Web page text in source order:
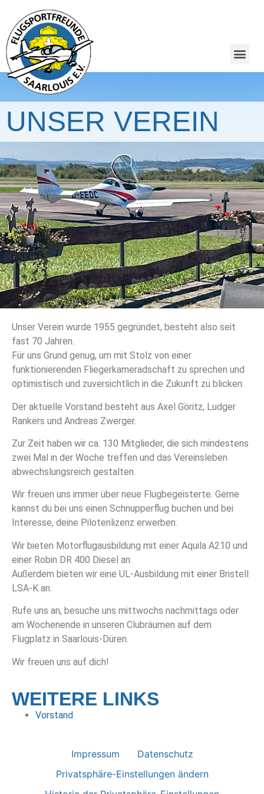
UNSER VEREIN
Unser Verein wurde 1955 gegründet, besteht also seit
fast 70 Jahren.
Für uns Grund genug, um mit Stolz von einer
funktionierenden Fliegerkameradschaft zu sprechen und
optimistisch und zuversichtlich in die Zukunft zu blicken.
Der aktuelle Vorstand besteht aus Axel Göritz, Ludger
Rankers und Andreas Zwerger.
Zur Zeit haben wir ca. 130 Mitglieder, die sich mindestens
zwei Mal in der Woche treffen und das Vereinsleben
abwechslungsreich gestalten.
Wir freuen uns immer über neue Flugbegeisterte. Gerne
kannst du bei uns einen Schnupperflug buchen und bei
Interesse, deine Pilotenlizenz erwerben.
Wir bieten Motorflugausbildung mit einer Aquila A210 und
einer Robin DR 400 Diesel an.
Außerdem bieten wir eine UL-Ausbildung mit einer Bristell
LSA-K an.
Rufe uns an, besuche uns mittwochs nachmittags oder
am Wochenende in unseren Clubräumen auf dem
Flugplatz in Saarlouis-Düren.
Wir freuen uns auf dich!
WEITERE LINKS
Vorstand
Impressum
Datenschutz
Privatsphäre-Einstellungen ändern